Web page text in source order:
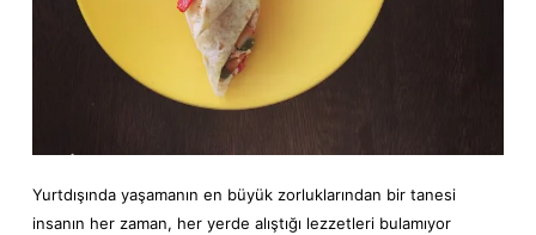
Yurtdışında yaşamanın en büyük zorluklarından bir tanesi
insanın her zaman, her yerde alıştığı lezzetleri bulamıyor